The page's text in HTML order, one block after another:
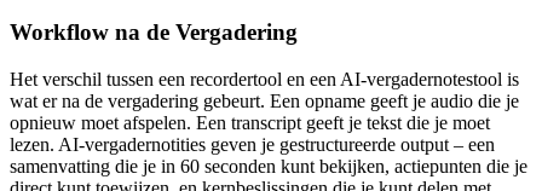
Workflow na de Vergadering
Het verschil tussen een recordertool en een AI-vergadernotestool is
wat er na de vergadering gebeurt. Een opname geeft je audio die je
opnieuw moet afspelen. Een transcript geeft je tekst die je moet
lezen. AI-vergadernotities geven je gestructureerde output – een
samenvatting die je in 60 seconden kunt bekijken, actiepunten die je